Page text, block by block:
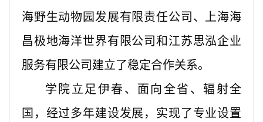
海野生动物园发展有限责任公司、上海海
昌极地海洋世界有限公司和江苏思泓企业
服务有限公司建立了稳定合作关系。
学院立足伊春、面向全省、辐射全
国，经过多年建设发展，实现了专业设置